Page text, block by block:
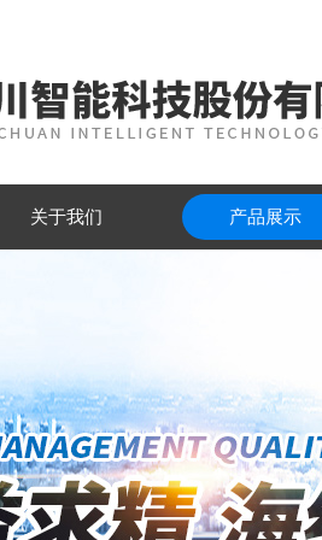
关于我们 产品展示